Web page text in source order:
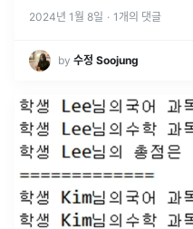
2024년 1월 8일 · 1 개의 댓글
by 수정 Soojung